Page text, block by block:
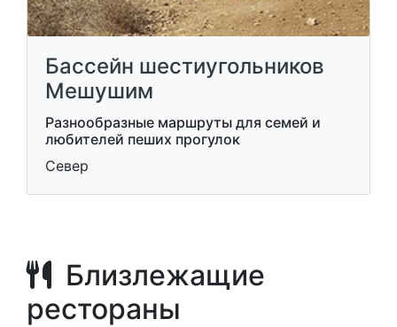
Бассейн шестиугольников
Мешушим
Разнообразные маршруты для семей и
любителей пеших прогулок
Север
Близлежащие
рестораны